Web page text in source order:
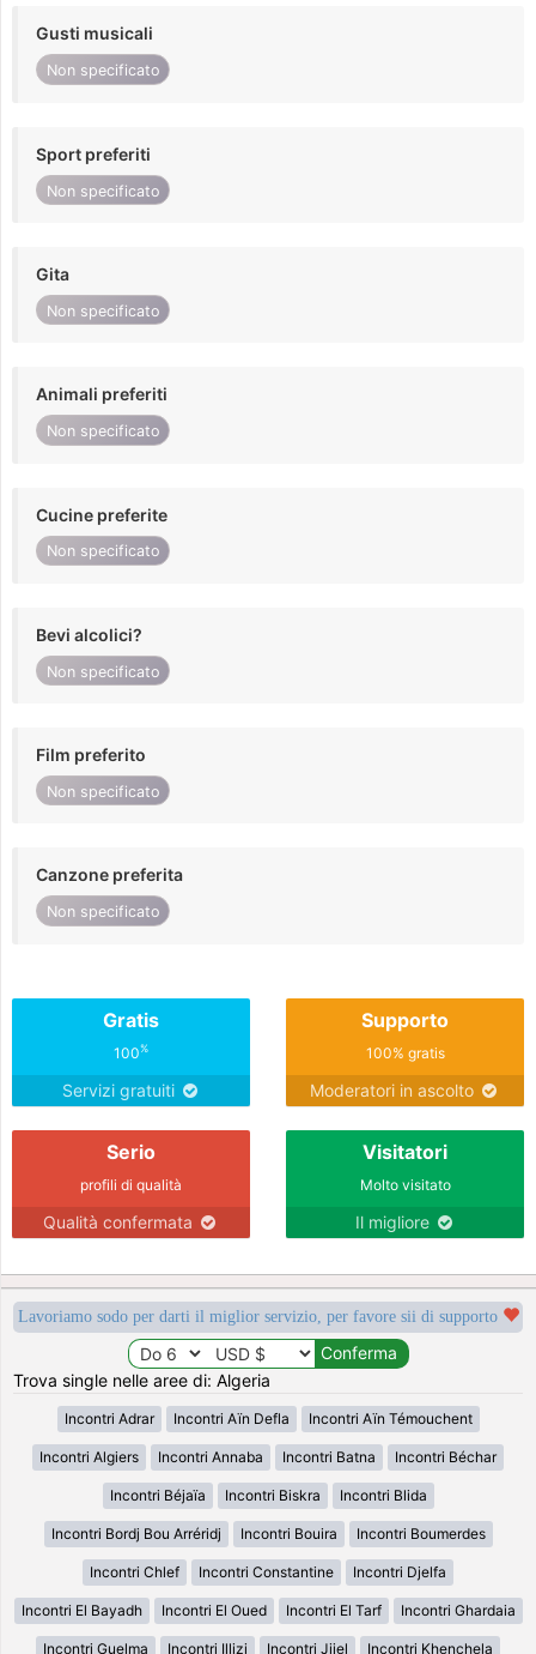
Gusti musicali
Non specificato
Sport preferiti
Non specificato
Gita
Non specificato
Animali preferiti
Non specificato
Cucine preferite
Non specificato
Bevi alcolici?
Non specificato
Film preferito
Non specificato
Canzone preferita
Non specificato
Gratis
100%
Servizi gratuiti
Supporto
100% gratis
Moderatori in ascolto
Serio
profili di qualità
Qualità confermata
Visitatori
Molto visitato
Il migliore
Lavoriamo sodo per darti il miglior servizio, per favore sii di supporto
Trova single nelle aree di: Algeria
Incontri Adrar Incontri Aïn Defla Incontri Aïn Témouchent
Incontri Algiers Incontri Annaba Incontri Batna Incontri Béchar
Incontri Béjaïa Incontri Biskra Incontri Blida
Incontri Bordj Bou Arréridj Incontri Bouira Incontri Boumerdes
Incontri Chlef Incontri Constantine Incontri Djelfa
Incontri El Bayadh Incontri El Oued Incontri El Tarf Incontri Ghardaia
Incontri Guelma Incontri Illizi Incontri Jijel Incontri Khenchela